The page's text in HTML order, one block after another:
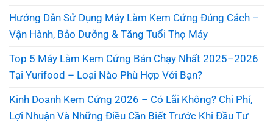
Hướng Dẫn Sử Dụng Máy Làm Kem Cứng Đúng Cách –
Vận Hành, Bảo Dưỡng & Tăng Tuổi Thọ Máy
Top 5 Máy Làm Kem Cứng Bán Chạy Nhất 2025–2026
Tại Yurifood – Loại Nào Phù Hợp Với Bạn?
Kinh Doanh Kem Cứng 2026 – Có Lãi Không? Chi Phí,
Lợi Nhuận Và Những Điều Cần Biết Trước Khi Đầu Tư